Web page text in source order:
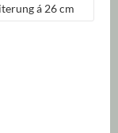
á 26 cm